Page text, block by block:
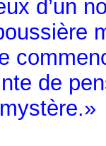
d’un
de